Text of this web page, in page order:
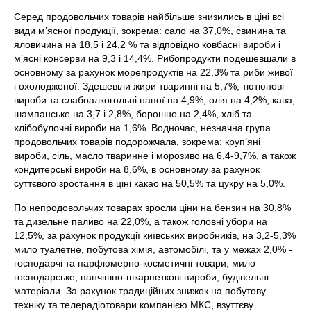
Серед продовольчих товарів найбільше знизились в ціні всі
види м’ясної продукції, зокрема: сало на 37,0%, свинина та
яловичина на 18,5 і 24,2 % та відповідно ковбасні вироби і
м’ясні консерви на 9,3 і 14,4%. Рибопродукти подешевшали в
основному за рахунок морепродуктів на 22,3% та риби живої
і охолодженої. Здешевіли жири тваринні на 5,7%, тютюнові
вироби та слабоалкогольні напої на 4,9%, олія на 4,2%, кава,
шампанське на 3,7 і 2,8%, борошно на 2,4%, хліб та
хлібобулочні вироби на 1,6%. Водночас, незначна група
продовольчих товарів подорожчала, зокрема: круп’яні
вироби, сіль, масло тваринне і морозиво на 6,4-9,7%, а також
кондитерські вироби на 8,6%, в основному за рахунок
суттєвого зростання в ціні какао на 50,5% та цукру на 5,0%.
По непродовольчих товарах зросли ціни на бензин на 30,8%
та дизельне паливо на 22,0%, а також головні убори на
12,5%, за рахунок продукції київських виробників, на 3,2-5,3%
мило туалетне, побутова хімія, автомобілі, та у межах 2,0% -
господарчі та парфюмерно-коcметичні товари, мило
господарське, панчішно-шкарпеткові вироби, будівельні
матеріали. За рахунок традиційних знижок на побутову
техніку та телерадіотовари компанією МКС, взуттєву